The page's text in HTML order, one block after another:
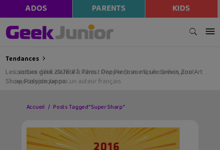
ADOS PARENTS KIDS
Tendances
Les sorties geek de l’été à Paris : One Piece au musée Grévin, Zoo Art
Show, Passion Japon…
Accueil Posts Tagged "Super Sharp"